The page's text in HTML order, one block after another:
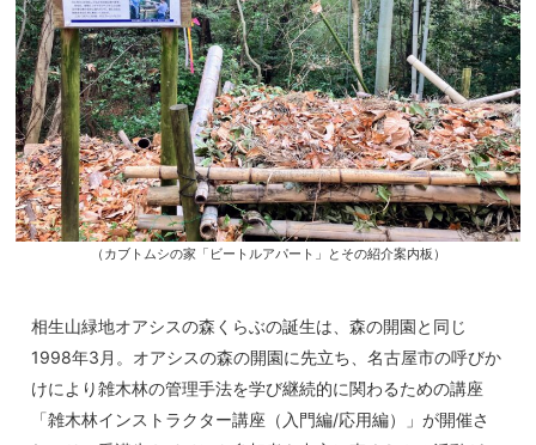
（カブトムシの家「ビートルアパート」とその紹介案内板）
相生山緑地オアシスの森くらぶの誕生は、森の開園と同じ
1998年3月。オアシスの森の開園に先立ち、名古屋市の呼びか
けにより雑木林の管理手法を学び継続的に関わるための講座
「雑木林インストラクター講座（入門編/応用編）」が開催さ